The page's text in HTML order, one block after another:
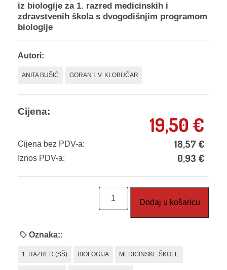
iz biologije za 1. razred medicinskih i
zdravstvenih škola s dvogodišnjim programom
biologije
Autori:
ANITA BUŠIĆ GORAN I. V. KLOBUČAR
Cijena:
19,50 €
Cijena bez PDV-a: 18,57 €
Iznos PDV-a: 0,93 €
za
Dodaj u košaricu
Oznaka::
1. RAZRED (SŠ) BIOLOGIJA MEDICINSKE ŠKOLE